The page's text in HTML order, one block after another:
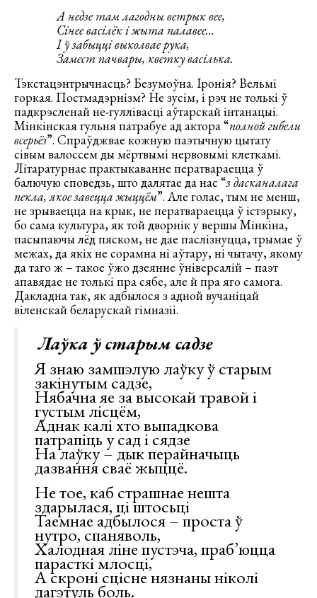
А недзе там лагодны ветрык вее,
Сінее васілёк і жыта палавее…
І ў забыцці выколвае рука,
Замест пачвары, кветку васілька.
Тэкстацэнтрычнасць? Безумоўна. Іронія? Вельмі
горкая. Постмадэрнізм? Не зусім, і рэч не толькі ў
падкрэсленай не-гуллівасці аўтарскай інтанацыі.
Мінкінская гульня патрабуе ад актора “полной гибели
всерьёз”. Спраўджвае кожную паэтычную цытату
сівым валоссем ды мёртвымі нервовымі клеткамі.
Літаратурнае практыкаванне ператвараецца ў
балючую споведзь, што далятае да нас “з дасканалага
пекла, якое завецца жыццём”. Але голас, тым не менш,
не зрываецца на крык, не ператвараецца ў істэрыку,
бо сама культура, як той дворнік у вершы Мінкіна,
пасыпаючы лёд пяском, не дае паслізнуцца, трымае ў
межах, да якіх не сорамна ні аўтару, ні чытачу, якому
да таго ж – такое ўжо дзеянне ўніверсалій – паэт
апавядае не толькі пра сябе, але й пра яго самога.
Дакладна так, як адбылося з адной вучаніцай
віленскай беларускай гімназіі.
Лаўка ў старым садзе
Я знаю замшэлую лаўку ў старым
закiнутым садзе,
Нябачна яе за высокай травой i
густым лiсцём,
Аднак калi хто выпадкова
патрапiць у сад i сядзе
На лаўку – дык перайначыць
дазвання сваё жыццё.
Не тое, каб страшнае нешта
здарылася, цi штосьцi
Таемнае адбылося – проста ў
нутро, спаняволь,
Халодная лiне пустэча, праб’юцца
парасткi млосцi,
А скронi сцiсне нязнаны нiколi
дагэтуль боль.